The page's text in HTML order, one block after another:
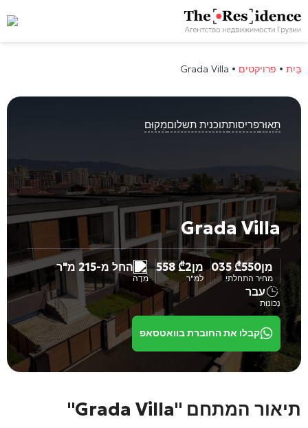
בַּיִת • פרויקטים •
Grada Villa
תֵאוּרפריסותתוכנית תשלוםמִקוּם
Grada Villa
מִן ₾550 035
מחיר התחלתי
מִן ₾2 558
למ"ר
החל מ-215 מ"ר
מִדָה
עבר
נְכוֹנוּת
קבלו את החוברת בוואטסאפ
תיאור המתחם "Grada Villa"